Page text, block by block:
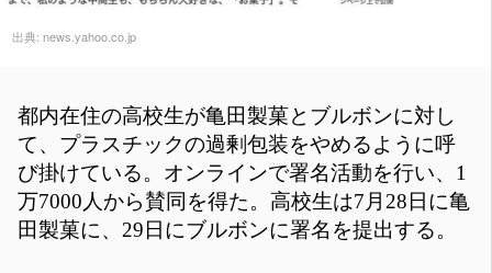
出典: news.yahoo.co.jp
都内在住の高校生が亀田製菓とブルボンに対し
て、プラスチックの過剰包装をやめるように呼
び掛けている。オンラインで署名活動を行い、1
万7000人から賛同を得た。高校生は7月28日に亀
田製菓に、29日にブルボンに署名を提出する。